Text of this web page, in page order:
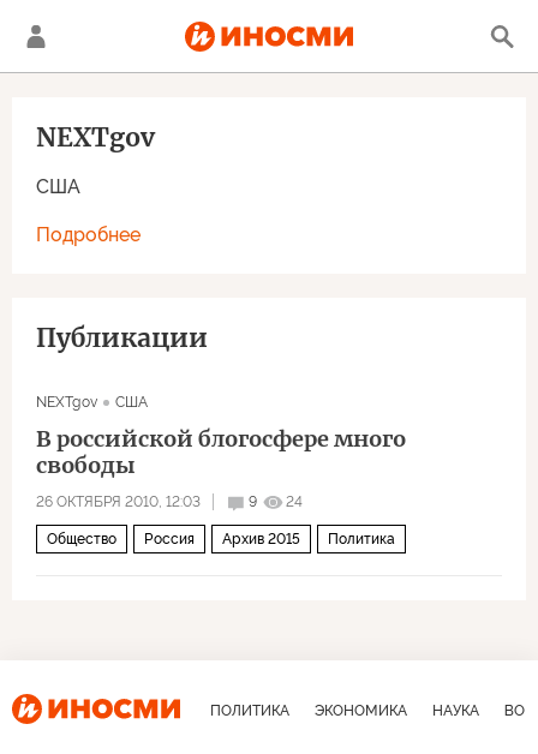
США
NEXTgov
Подробнее
Публикации
NEXTgov США
В российской блогосфере много
свободы
26 ОКТЯБРЯ 2010, 12:03 9 24
Общество Россия Архив 2015 Политика
ПОЛИТИКА ЭКОНОМИКА НАУКА